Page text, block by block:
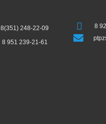
8(351) 248-22-09
8 951 239-21-61
8